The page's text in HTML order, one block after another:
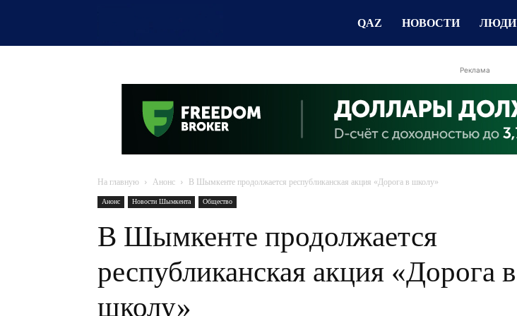
QAZ НОВОСТИ ЛЮДИ
Реклама
На главную Анонс В Шымкенте продолжается республиканская акция «Дорога в школу»
Анонс Новости Шымкента Общество
В Шымкенте продолжается
республиканская акция «Дорога в
школу»